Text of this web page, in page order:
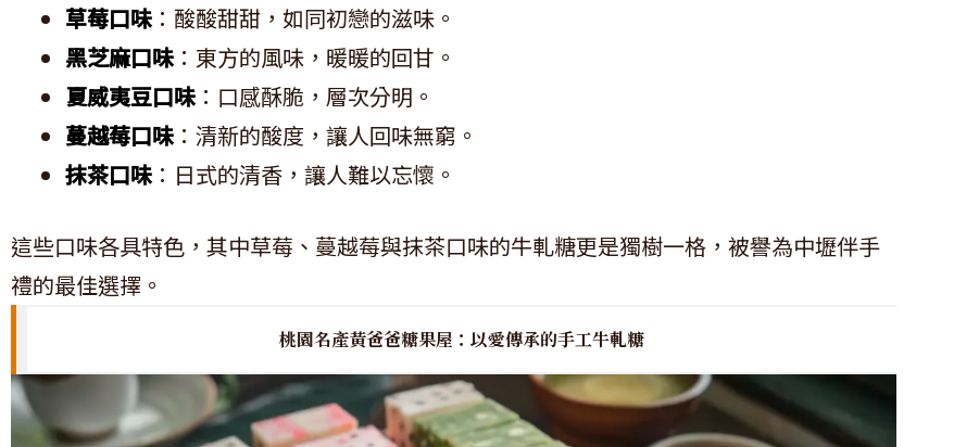
草莓口味：酸酸甜甜，如同初戀的滋味。
黑芝麻口味：東方的風味，暖暖的回甘。
夏威夷豆口味：口感酥脆，層次分明。
蔓越莓口味：清新的酸度，讓人回味無窮。
抹茶口味：日式的清香，讓人難以忘懷。
這些口味各具特色，其中草莓、蔓越莓與抹茶口味的牛軋糖更是獨樹一格，被譽為中壢伴手
禮的最佳選擇。
桃園名產黃爸爸糖果屋：以愛傳承的手工牛軋糖